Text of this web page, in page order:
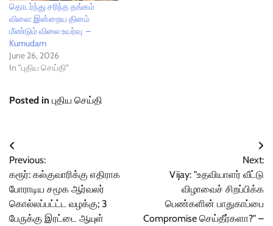
தொடர்ந்து சரிந்த தங்கம்
விலை: இன்றைய தினம்
மீண்டும் விலை உயர்வு –
Kumudam
June 26, 2026
In "புதிய செய்தி"
Posted in புதிய செய்தி
Post
navigation
Previous:
கரூர்: கல்குவாரிக்கு எதிராக
போராடிய சமூக ஆர்வலர்
கொல்லப்பட்ட்ட வழக்கு; 3
பேருக்கு இரட்டை ஆயுள்
Next:
Vijay: "உதவியாளர் வீட்டு
விழாவைச் சிறப்பிக்க
பெண்களின் பாதுகாப்பை
Compromise செய்தீர்களா?" –